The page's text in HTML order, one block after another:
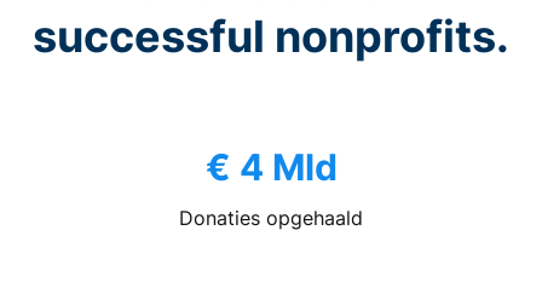
successful nonprofits.
€ 4 Mld
Donaties opgehaald